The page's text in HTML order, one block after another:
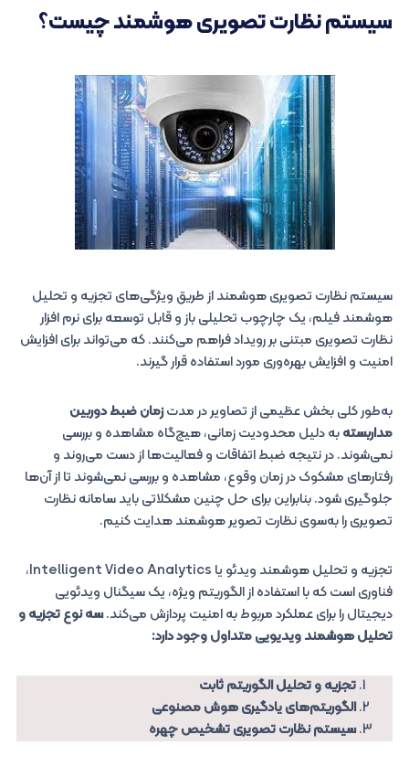
سیستم نظارت تصویری هوشمند چیست؟
سیستم نظارت تصویری هوشمند از طریق ویژگی‌های تجزیه و تحلیل
هوشمند فیلم، یک چارچوب تحلیلی باز و قابل توسعه برای نرم افزار
نظارت تصویری مبتنی بر رویداد فراهم می‌کنند. که می‌تواند برای افزایش
امنیت و افزایش بهره‌وری مورد استفاده قرار گیرند.
به‌طور کلی بخش عظیمی از تصاویر در مدتزمان ضبط دوربین
مداربستهبه دلیل محدودیت زمانی، هیچ‌گاه مشاهده و بررسی
نمی‌شوند. در نتیجه ضبط اتفاقات و فعالیت‌ها از دست می‌روند و
رفتارهای مشکوک در زمان وقوع، مشاهده و بررسی نمی‌شوند تا از آن‌ها
جلوگیری شود. بنابراین برای حل چنین مشکلاتی باید سامانه نظارت
تصویری را به‌سوی نظارت تصویر هوشمند هدایت کنیم.
تجزیه و تحلیل هوشمند ویدئو یا Intelligent Video Analytics،
فناوری است که با استفاده از الگوریتم ویژه، یک سیگنال ویدئویی
دیجیتال را برای عملکرد مربوط به امنیت پردازش می‌کند.سه نوع تجزیه و
تحلیل هوشمند ویدیویی متداول وجود دارد:
تجزیه و تحلیل الگوریتم ثابت
الگوریتم‌های یادگیری هوش مصنوعی
سیستم‌ نظارت تصویری تشخیص چهره